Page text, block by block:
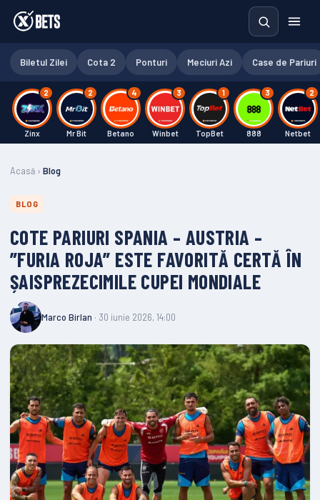
Biletul Zilei Cota 2 Ponturi Meciuri Azi Case de Pariuri
2
Zinx
2
Mr Bit
4
Betano
3
Winbet
1
TopBet
3
888
2
Netbet
Acasă › Blog
BLOG
COTE PARIURI SPANIA – AUSTRIA –
”FURIA ROJA” ESTE FAVORITĂ CERTĂ ÎN
ȘAISPREZECIMILE CUPEI MONDIALE
Marco Birlan · 30 iunie 2026, 14:00